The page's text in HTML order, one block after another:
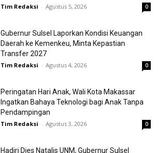
Tim Redaksi - Agustus 5, 2026 0
Gubernur Sulsel Laporkan Kondisi Keuangan
Daerah ke Kemenkeu, Minta Kepastian
Transfer 2027
Tim Redaksi - Agustus 4, 2026 0
Peringatan Hari Anak, Wali Kota Makassar
Ingatkan Bahaya Teknologi bagi Anak Tanpa
Pendampingan
Tim Redaksi - Agustus 3, 2026 0
Hadiri Dies Natalis UNM, Gubernur Sulsel